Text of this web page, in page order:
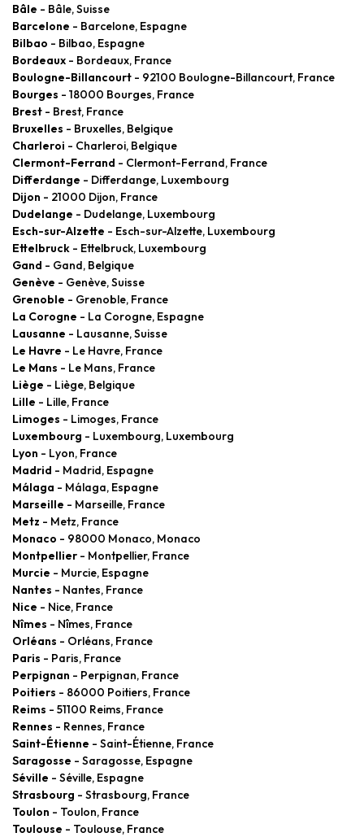
Bâle - Bâle, Suisse
Barcelone - Barcelone, Espagne
Bilbao - Bilbao, Espagne
Bordeaux - Bordeaux, France
Boulogne-Billancourt - 92100 Boulogne-Billancourt, France
Bourges - 18000 Bourges, France
Brest - Brest, France
Bruxelles - Bruxelles, Belgique
Charleroi - Charleroi, Belgique
Clermont-Ferrand - Clermont-Ferrand, France
Differdange - Differdange, Luxembourg
Dijon - 21000 Dijon, France
Dudelange - Dudelange, Luxembourg
Esch-sur-Alzette - Esch-sur-Alzette, Luxembourg
Ettelbruck - Ettelbruck, Luxembourg
Gand - Gand, Belgique
Genève - Genève, Suisse
Grenoble - Grenoble, France
La Corogne - La Corogne, Espagne
Lausanne - Lausanne, Suisse
Le Havre - Le Havre, France
Le Mans - Le Mans, France
Liège - Liège, Belgique
Lille - Lille, France
Limoges - Limoges, France
Luxembourg - Luxembourg, Luxembourg
Lyon - Lyon, France
Madrid - Madrid, Espagne
Málaga - Málaga, Espagne
Marseille - Marseille, France
Metz - Metz, France
Monaco - 98000 Monaco, Monaco
Montpellier - Montpellier, France
Murcie - Murcie, Espagne
Nantes - Nantes, France
Nice - Nice, France
Nîmes - Nîmes, France
Orléans - Orléans, France
Paris - Paris, France
Perpignan - Perpignan, France
Poitiers - 86000 Poitiers, France
Reims - 51100 Reims, France
Rennes - Rennes, France
Saint-Étienne - Saint-Étienne, France
Saragosse - Saragosse, Espagne
Séville - Séville, Espagne
Strasbourg - Strasbourg, France
Toulon - Toulon, France
Toulouse - Toulouse, France